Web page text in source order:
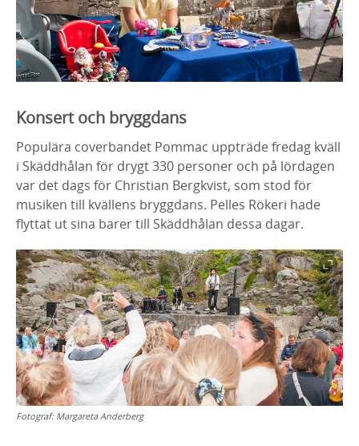
Konsert och bryggdans
Populära coverbandet Pommac uppträde fredag kväll
i Skäddhålan för drygt 330 personer och på lördagen
var det dags för Christian Bergkvist, som stod för
musiken till kvällens bryggdans. Pelles Rökeri hade
flyttat ut sina barer till Skäddhålan dessa dagar.
Fotograf: Margareta Anderberg